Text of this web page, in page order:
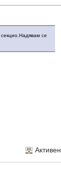
се
Активен